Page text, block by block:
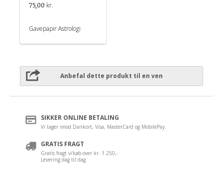
75,00 kr.
Gavepapir Astrologi
Anbefal dette produkt til en ven
SIKKER ONLINE BETALING
Vi tager imod Dankort, Visa, MasterCard og MobilePay.
GRATIS FRAGT
Gratis fragt v/køb over kr. 1.250,-
Levering dag til dag.